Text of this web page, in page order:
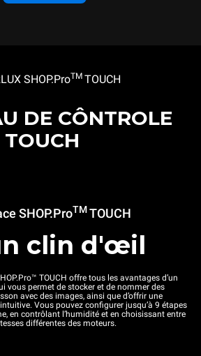
SHOP.ProTM TOUCH
DE CÔNTROLE
TOUCH
SHOP.ProTMTOUCH
clin d'œil
TOUCH offre tous les avantages d’un
vous permet de stocker et de nommer des
avec des images, ainsi que d’offrir une
Vous pouvez configurer jusqu’à 9 étapes
en contrôlant l’humidité et en choisissant entre
différentes des moteurs.